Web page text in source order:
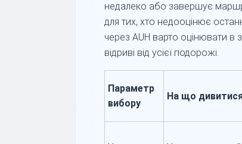
недалеко або завершує
для тих, хто недооцінює
через AUH варто оцінювати в
відриві від усієї подорожі.
Параметр
вибору
На що